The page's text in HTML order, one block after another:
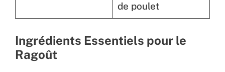
de poulet
Ingrédients Essentiels pour le
Ragoût